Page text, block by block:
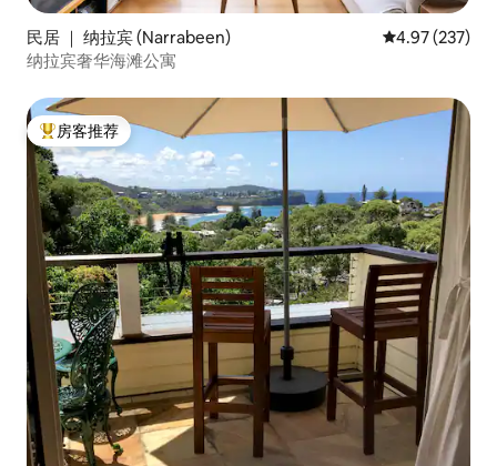
民居 ｜ 纳拉宾 (Narrabeen) 平均评分 4.97
4.97 (237)
纳拉宾奢华海滩公寓
热门「房客推荐」
房客推荐